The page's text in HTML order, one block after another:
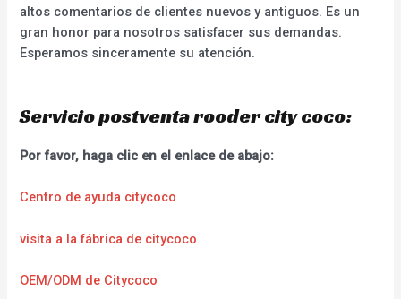
altos comentarios de clientes nuevos y antiguos. Es un
gran honor para nosotros satisfacer sus demandas.
Esperamos sinceramente su atención.
Servicio postventa rooder city coco:
Por favor, haga clic en el enlace de abajo:
Centro de ayuda citycoco
visita a la fábrica de citycoco
OEM/ODM de Citycoco